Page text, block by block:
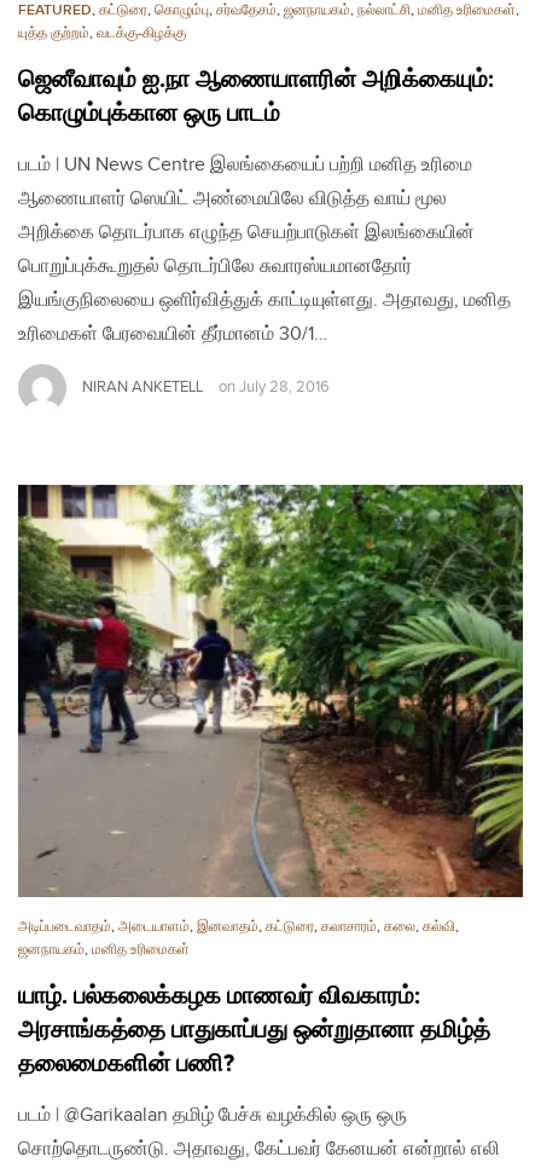
FEATURED, கட்டுரை, கொழும்பு, சர்வதேசம், ஜனநாயகம், நல்லாட்சி, மனித உரிமைகள்,
யுத்த குற்றம், வடக்கு-கிழக்கு
ஜெனீவாவும் ஐ.நா ஆணையாளரின் அறிக்கையும்:
கொழும்புக்கான ஒரு பாடம்
படம் | UN News Centre இலங்கையைப் பற்றி மனித உரிமை
ஆணையாளர் ஸெயிட் அண்மையிலே விடுத்த வாய் மூல
அறிக்கை தொடர்பாக எழுந்த செயற்பாடுகள் இலங்கையின்
பொறுப்புக்கூறுதல் தொடர்பிலே சுவாரஸ்யமானதோர்
இயங்குநிலையை ஒளிர்வித்துக் காட்டியுள்ளது. அதாவது, மனித
உரிமைகள் பேரவையின் தீர்மானம் 30/1…
NIRAN ANKETELL on July 28, 2016
அடிப்படைவாதம், அடையாளம், இனவாதம், கட்டுரை, கலாசாரம், கலை, கல்வி,
ஜனநாயகம், மனித உரிமைகள்
யாழ். பல்கலைக்கழக மாணவர் விவகாரம்:
அரசாங்கத்தை பாதுகாப்பது ஒன்றுதானா தமிழ்த்
தலைமைகளின் பணி?
படம் | @Garikaalan தமிழ் பேச்சு வழக்கில் ஒரு ஒரு
சொற்தொடருண்டு. அதாவது, கேட்பவர் கேனயன் என்றால் எலி